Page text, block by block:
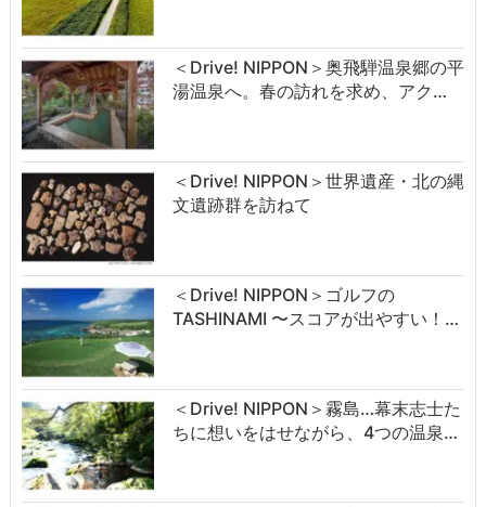
＜Drive! NIPPON＞奥飛騨温泉郷の平
湯温泉へ。春の訪れを求め、アク…
＜Drive! NIPPON＞世界遺産・北の縄
文遺跡群を訪ねて
＜Drive! NIPPON＞ゴルフの
TASHINAMI 〜スコアが出やすい！…
＜Drive! NIPPON＞霧島…幕末志士た
ちに想いをはせながら、4つの温泉…